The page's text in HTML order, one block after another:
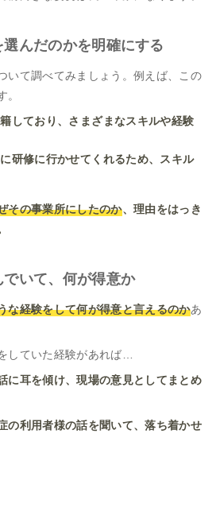
んだのかを明確にする
いて調べてみましょう。例えば、この
。
しており、さまざまなスキルや経験
研修に行かせてくれるため、スキル
その事業所にしたのか、理由をはっき
でいて、何が得意か
な経験をして何が得意と言えるのかあ
していた経験があれば…
に耳を傾け、現場の意見としてまとめ
の利用者様の話を聞いて、落ち着かせ